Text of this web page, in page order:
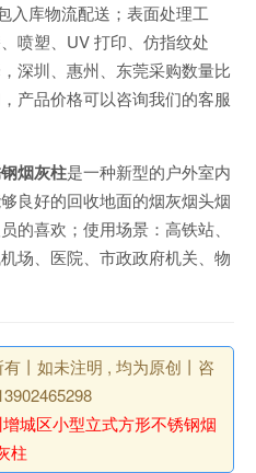
入库物流配送；表面处理工
喷塑、UV 打印、仿指纹处
深圳、惠州、东莞采购数量比
产品价格可以咨询我们的客服
烟灰柱是一种新型的户外室内
良好的回收地面的烟灰烟头烟
的喜欢；使用场景：高铁站、
场、医院、市政政府机关、物
丨如未注明 , 均为原创丨咨
增城区小型立式方形不锈钢烟
柱